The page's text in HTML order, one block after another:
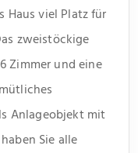
Haus viel Platz für
zweistöckige
Zimmer und eine
Anlageobjekt mit
Sie alle